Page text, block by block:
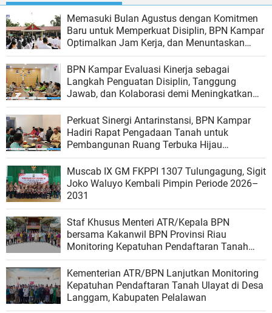
Memasuki Bulan Agustus dengan Komitmen
Baru untuk Memperkuat Disiplin, BPN Kampar
Optimalkan Jam Kerja, dan Menuntaskan
Target Kinerja
BPN Kampar Evaluasi Kinerja sebagai
Langkah Penguatan Disiplin, Tanggung
Jawab, dan Kolaborasi demi Meningkatkan
Kualitas Pelayanan
Perkuat Sinergi Antarinstansi, BPN Kampar
Hadiri Rapat Pengadaan Tanah untuk
Pembangunan Ruang Terbuka Hijau
Bangkinang Riverside
Muscab IX GM FKPPI 1307 Tulungagung, Sigit
Joko Waluyo Kembali Pimpin Periode 2026–
2031
Staf Khusus Menteri ATR/Kepala BPN
bersama Kakanwil BPN Provinsi Riau
Monitoring Kepatuhan Pendaftaran Tanah
Ulayat di Kubu, Rokan Hilir
Kementerian ATR/BPN Lanjutkan Monitoring
Kepatuhan Pendaftaran Tanah Ulayat di Desa
Langgam, Kabupaten Pelalawan